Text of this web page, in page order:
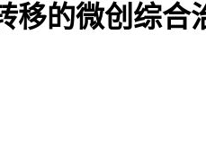
移的微创综合